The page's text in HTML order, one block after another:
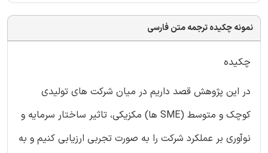
نمونه چکیده ترجمه متن فارسی
چکیده
در این پژوهش قصد داریم در میان شرکت های تولیدی
کوچک و متوسط (‏SME ها) مکزیکی، تاثیر ساختار سرمایه و
نوآوری بر عملکرد شرکت را به صورت تجربی ارزیابی کنیم و به